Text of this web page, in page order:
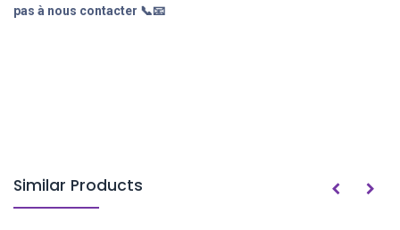
pas à nous contacter 📞📧
Similar Products